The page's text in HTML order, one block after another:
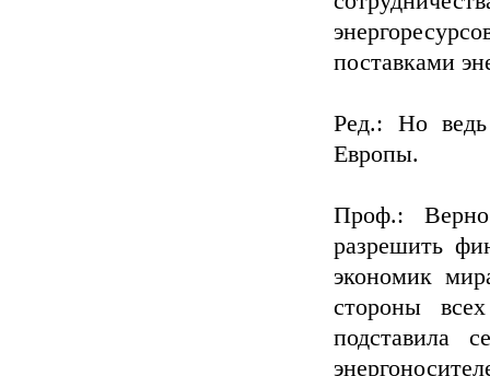
поставками
Ред.: Но
Европы.
Проф.:
разрешить
экономик
стороны
подставила